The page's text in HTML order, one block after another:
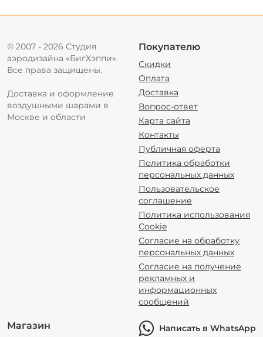
© 2007 - 2026 Студия
аэродизайна «БигХэппи».
Все права защищены.
Доставка и оформление
воздушными шарами в
Москве и области
Покупателю
Скидки
Оплата
Доставка
Вопрос-ответ
Карта сайта
Контакты
Публичная оферта
Политика обработки
персональных данных
Пользовательское
соглашение
Политика использования
Cookie
Согласие на обработку
персональных данных
Согласие на получение
рекламных и
информационных
сообщений
Магазин
Написать в WhatsApp